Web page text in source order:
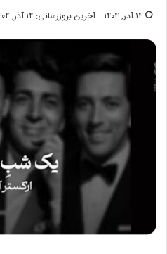
۱۴ آذر, ۱۴۰۴ آخرین بروزرسانی: ۱۴ آذر, ۱۴۰۴